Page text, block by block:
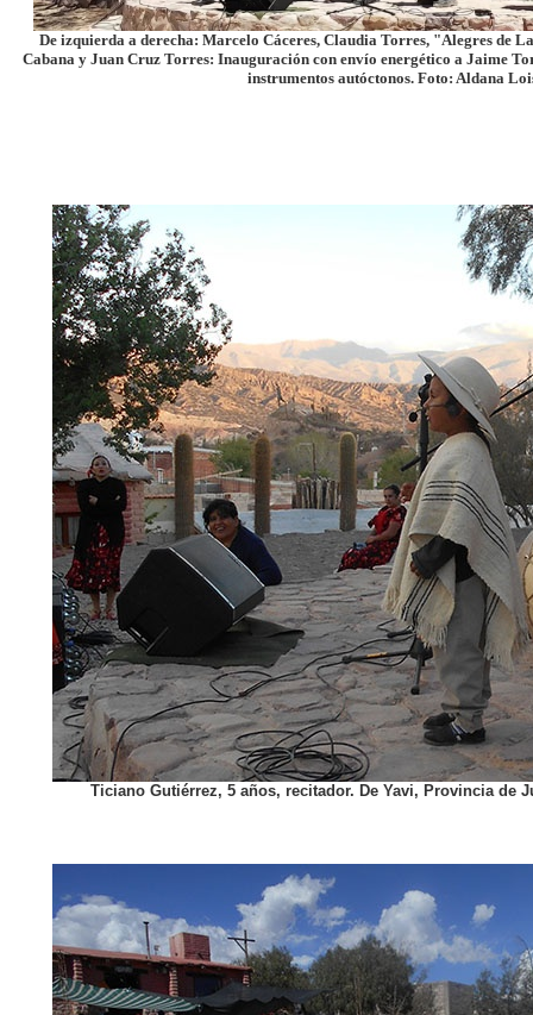
De izquierda a derecha: Marcelo Cáceres, Claudia Torres, "Alegres de
Cabana y Juan Cruz Torres: Inauguración con envío energético a Jaime
instrumentos autóctonos. Foto: Aldana
Ticiano Gutiérrez, 5 años, recitador. De Yavi, Provincia de